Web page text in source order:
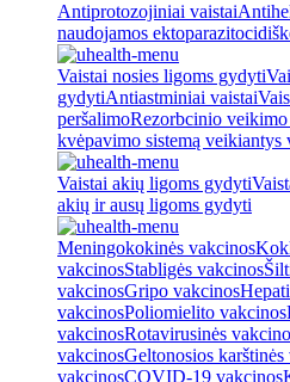
Antiprotozojiniai vaistai
naudojamos
Vaistai nosies ligoms gydyti
gydytiAntiastminiai vaistai
peršalimoRezorbcinio
kvėpavimo sistemą veikiantys
Vaistai akių ligoms gydyti
akių ir ausų ligoms gydyti
Meningokokinės vakcinos
vakcinosStabligės vakcinos
vakcinosGripo vakcinos
vakcinosPoliomielito vakcinos
vakcinosRotavirusinės
vakcinosGeltonosios karštinės
vakcinosCOVID-19 vakcinos